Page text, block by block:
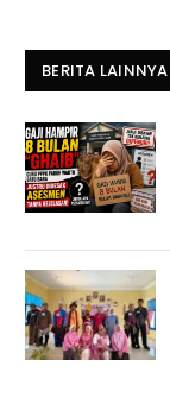
BERITA LAINNYA